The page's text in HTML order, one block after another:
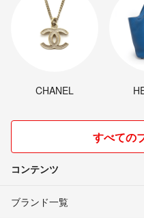
CHANEL
すべての
コンテンツ
ブランド一覧